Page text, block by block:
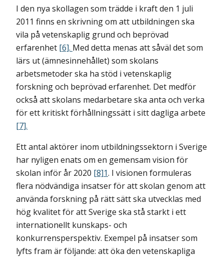
I den nya skollagen som trädde i kraft den 1 juli
2011 finns en skrivning om att utbildningen ska
vila på vetenskaplig grund och beprövad
erfarenhet [6]. Med detta menas att såväl det som
lärs ut (ämnesinnehållet) som skolans
arbetsmetoder ska ha stöd i vetenskaplig
forskning och beprövad erfarenhet. Det medför
också att skolans medarbetare ska anta och verka
för ett kritiskt förhållningssätt i sitt dagliga arbete
[7].
Ett antal aktörer inom utbildningssektorn i Sverige
har nyligen enats om en gemensam vision för
skolan inför år 2020 [8]1. I visionen formuleras
flera nödvändiga insatser för att skolan genom att
använda forskning på rätt sätt ska utvecklas med
hög kvalitet för att Sverige ska stå starkt i ett
internationellt kunskaps- och
konkurrensperspektiv. Exempel på insatser som
lyfts fram är följande: att öka den vetenskapliga